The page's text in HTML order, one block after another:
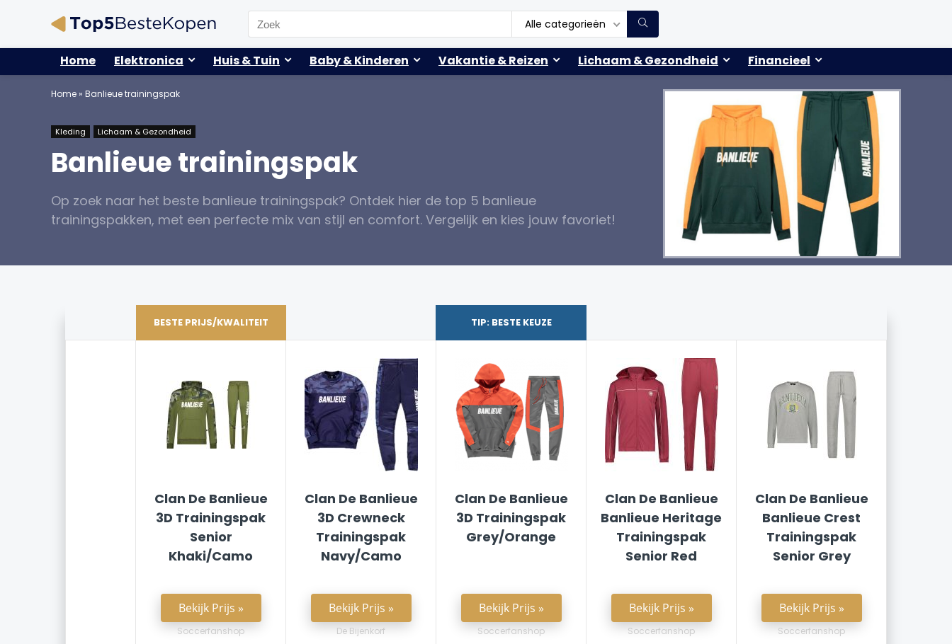
Search
for:
Alle categorieën
Home Elektronica Huis & Tuin Baby & Kinderen Vakantie & Reizen Lichaam & Gezondheid Financieel
Home» Banlieue trainingspak
Kleding Lichaam & Gezondheid
Banlieue trainingspak
Op zoek naar het beste banlieue trainingspak? Ontdek hier de top 5 banlieue
trainingspakken, met een perfecte mix van stijl en comfort. Vergelijk en kies jouw favoriet!
BESTE PRIJS/KWALITEIT
Clan De Banlieue
3D Trainingspak
Senior
Khaki/Camo
Bekijk Prijs »
Soccerfanshop
Clan De Banlieue
3D Crewneck
Trainingspak
Navy/Camo
Bekijk Prijs »
De Bijenkorf
TIP: BESTE KEUZE
Clan De Banlieue
3D Trainingspak
Grey/Orange
Bekijk Prijs »
Soccerfanshop
Clan De Banlieue
Banlieue Heritage
Trainingspak
Senior Red
Bekijk Prijs »
Soccerfanshop
Clan De Banlieue
Banlieue Crest
Trainingspak
Senior Grey
Bekijk Prijs »
Soccerfanshop